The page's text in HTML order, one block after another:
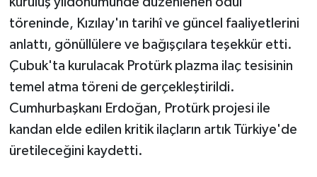
töreninde, Kızılay'ın tarihî ve güncel faaliyetlerini
anlattı, gönüllülere ve bağışçılara teşekkür etti.
Çubuk'ta kurulacak Protürk plazma ilaç tesisinin
temel atma töreni de gerçekleştirildi.
Cumhurbaşkanı Erdoğan, Protürk projesi ile
kandan elde edilen kritik ilaçların artık Türkiye'de
üretileceğini kaydetti.